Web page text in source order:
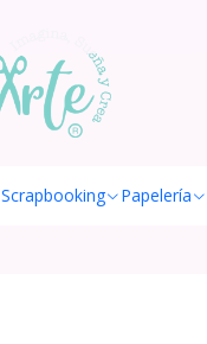
Scrapbooking Papelería